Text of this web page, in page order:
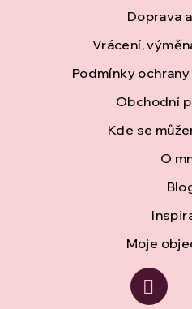
Doprava
Vrácení,
Podmínky
Obchodní
Kde se
O
Moje